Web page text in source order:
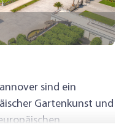
sind ein
Gartenkunst und